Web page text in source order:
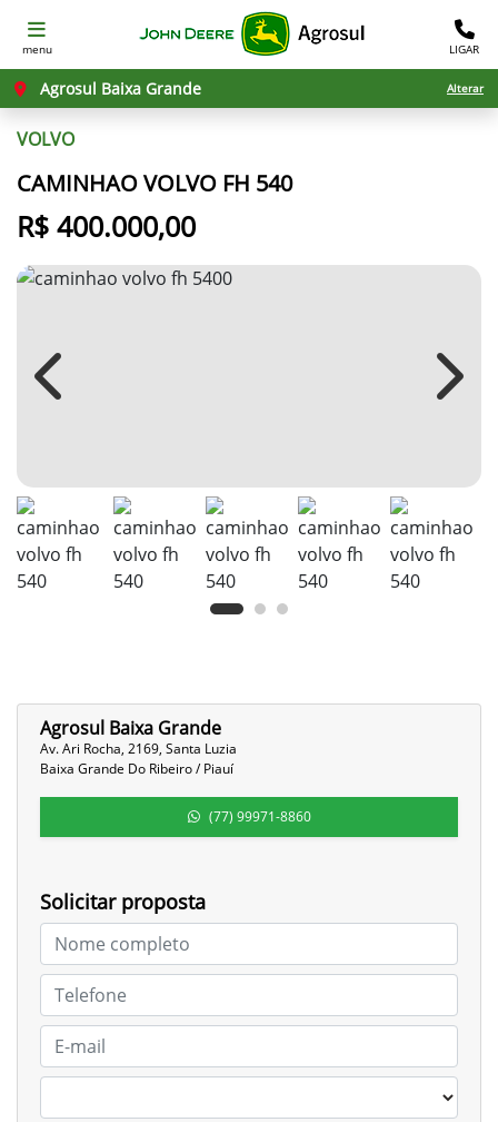
menu LIGAR
Agrosul Baixa Grande Alterar
VOLVO
CAMINHAO VOLVO FH 540
R$ 400.000,00
Previous Next
Agrosul Baixa Grande
Av. Ari Rocha, 2169, Santa Luzia
Baixa Grande Do Ribeiro / Piauí
(77) 99971-8860
Solicitar proposta